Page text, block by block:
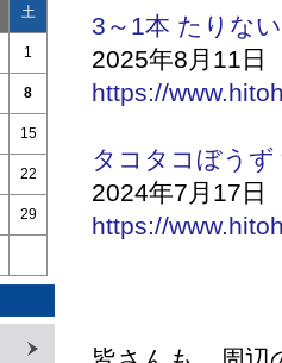
土
1
8
15
22
29
3～1本 たりな
2025年8月11日
https://
タコタコぼう
2024年7月17日
https://